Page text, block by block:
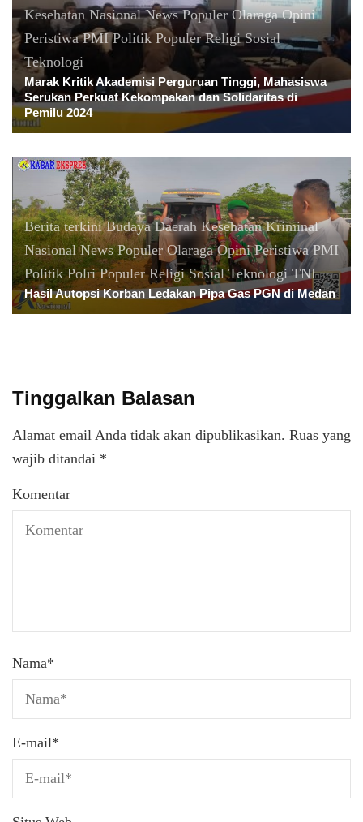
Kesehatan Nasional News Populer Olaraga Opini
Peristiwa PMI Politik Populer Religi Sosial
Teknologi
Marak Kritik Akademisi Perguruan Tinggi, Mahasiswa
Serukan Perkuat Kekompakan dan Solidaritas di
Pemilu 2024
Berita terkini Budaya Daerah Kesehatan Kriminal
Nasional News Populer Olaraga Opini Peristiwa PMI
Politik Polri Populer Religi Sosial Teknologi TNI
Hasil Autopsi Korban Ledakan Pipa Gas PGN di Medan
Tinggalkan Balasan
Alamat email Anda tidak akan dipublikasikan. Ruas yang
wajib ditandai *
Komentar
Nama*
E-mail*